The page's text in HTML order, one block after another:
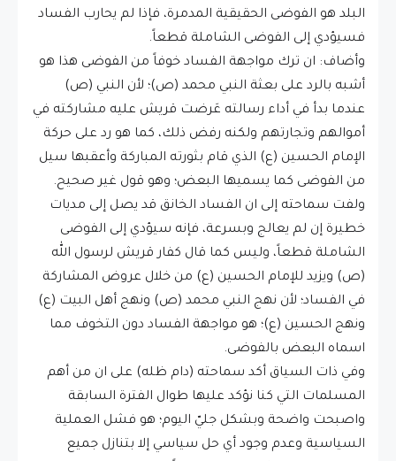
البلد هو الفوضى الحقيقية المدمرة، فإذا لم يحارب الفساد
فسيؤدي إلى الفوضى الشاملة قطعاً.
وأضاف: ان ترك مواجهة الفساد خوفاً من الفوضى هذا هو
أشبه بالرد على بعثة النبي محمد (ص)؛ لأن النبي (ص)
عندما بدأ في أداء رسالته عَرضت قريش عليه مشاركته في
أموالهم وتجارتهم ولكنه رفض ذلك، كما هو رد على حركة
الإمام الحسين (ع) الذي قام بثورته المباركة وأعقبها سيل
من الفوضى كما يسميها البعض؛ وهو قول غير صحيح.
ولفت سماحته إلى ان الفساد الخانق قد يصل إلى مديات
خطيرة إن لم يعالج وبسرعة، فإنه سيؤدي إلى الفوضى
الشاملة قطعاً، وليس كما قال كفار قريش لرسول الله
(ص) ويزيد للإمام الحسين (ع) من خلال عروض المشاركة
في الفساد؛ لأن نهج النبي محمد (ص) ونهج أهل البيت (ع)
ونهج الحسين (ع)؛ هو مواجهة الفساد دون التخوف مما
اسماه البعض بالفوضى.
وفي ذات السياق أكد سماحته (دام ظله) على ان من أهم
المسلمات التي كنا نؤكد عليها طوال الفترة السابقة
واصبحت واضحة وبشكل جليّ اليوم؛ هو فشل العملية
السياسية وعدم وجود أي حل سياسي إلا بتنازل جميع